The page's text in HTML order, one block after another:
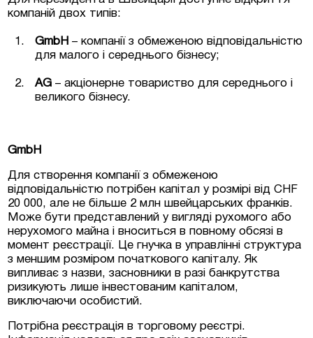
компаній двох типів:
GmbH – компанії з обмеженою відповідальністю
для малого і середнього бізнесу;
AG – акціонерне товариство для середнього і
великого бізнесу.
GmbH
Для створення компанії з обмеженою
відповідальністю потрібен капітал у розмірі від CHF
20 000, але не більше 2 млн швейцарських франків.
Може бути представлений у вигляді рухомого або
нерухомого майна і вноситься в повному обсязі в
момент реєстрації. Це гнучка в управлінні структура
з меншим розміром початкового капіталу. Як
випливає з назви, засновники в разі банкрутства
ризикують лише інвестованим капіталом,
виключаючи особистий.
Потрібна реєстрація в торговому реєстрі.